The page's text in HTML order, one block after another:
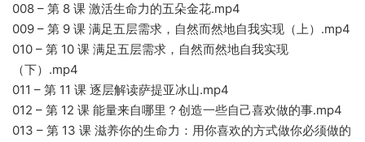
008 – 第 8 课 激活生命力的五朵金花.mp4
009 – 第 9 课 满足五层需求，自然而然地自我实现（上）.mp4
010 – 第 10 课 满足五层需求，自然而然地自我实现
（下）.mp4
011 – 第 11 课 逐层解读萨提亚冰山.mp4
012 – 第 12 课 能量来自哪里？创造一些自己喜欢做的事.mp4
013 – 第 13 课 滋养你的生命力：用你喜欢的方式做你必须做的